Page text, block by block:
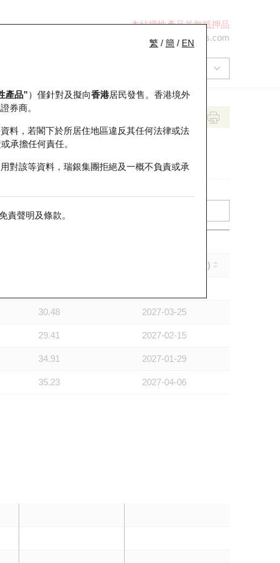
本結構性產品並無抵押品
ol-hkwarrants@ubs.com
繁 / 簡 / EN
產品”）僅針對及擬向香港居民發售。香港境外
券商。
料，若閣下於所居住地區違反其任何法律或法
承擔任何責任。
對該等資料，瑞銀集團拒絕及一概不負責或承
責聲明及條款。
到期日 (年-月-日)
30.48 2027-03-25
29.41 2027-02-15
34.91 2027-01-29
35.23 2027-04-06